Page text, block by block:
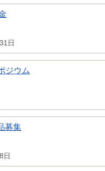
日
ジウム
募集
日